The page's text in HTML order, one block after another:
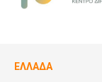
ΕΛΛΆΔΑ